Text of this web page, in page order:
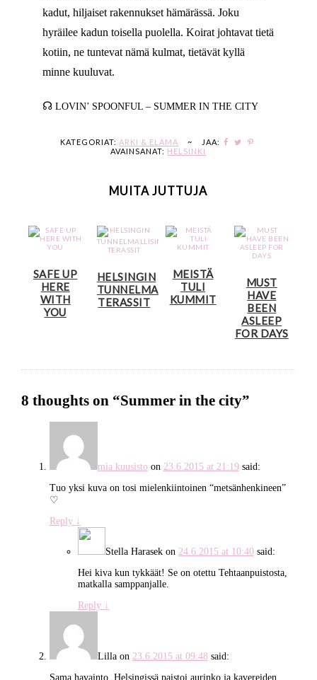
kadut, hiljaiset rakennukset hämärässä. Joku
hyräilee kadun toisella puolella. Koirat johtavat tietä
kotiin, ne tuntevat nämä kulmat, tietävät kyllä
minne kuuluvat.
☊ LOVIN’ SPOONFUL – SUMMER IN THE CITY
KATEGORIAT: ARKI & ELÄMÄ ~
JAA:
AVAINSANAT: HELSINKI
MUITA JUTTUJA
SAFE UP
HERE
WITH
YOU
HELSINGIN
TUNNELMALLISIMMAT
TERASSIT
MEISTÄ
TULI
KUMMIT
MUST
HAVE
BEEN
ASLEEP
FOR DAYS
8 thoughts on “Summer in the city”
mia kuusistoon 23.6.2015 at 21:19 said:
Tuo yksi kuva on tosi mielenkiintoinen “metsänhenkineen”
♡
Reply ↓
Stella Harasekon 24.6.2015 at 10:40 said:
Hei kiva kun tykkäät! Se on otettu Tehtaanpuistosta,
matkalla samppanjalle.
Reply ↓
Lillaon 23.6.2015 at 09:48 said:
Sama havainto, Helsingissä paistoi aurinko ja kavereiden